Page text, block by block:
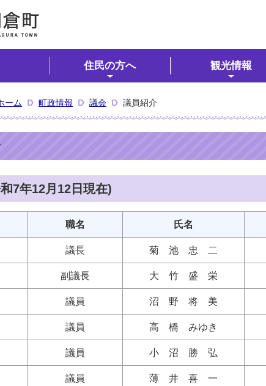
住民の方へ 観光情報
ーム 町政情報 議会 議員紹介
7年12月12日現在)
職名 氏名
議長 菊 池 忠 二
副議長 大 竹 盛 栄
議員 沼 野 将 美
議員 高 橋 みゆき
議員 小 沼 勝 弘
議員 薄 井 喜 一